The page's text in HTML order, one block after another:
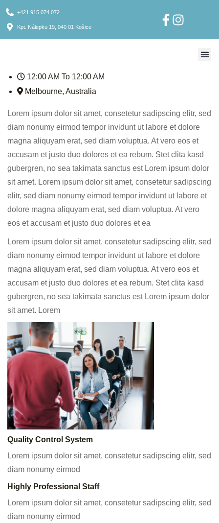
+421 915 074 072
Kpt. Nálepku 19, 040 01 Košice
12:00 AM To 12:00 AM
Melbourne, Australia
Lorem ipsum dolor sit amet, consetetur sadipscing elitr, sed
diam nonumy eirmod tempor invidunt ut labore et dolore
magna aliquyam erat, sed diam voluptua. At vero eos et
accusam et justo duo dolores et ea rebum. Stet clita kasd
gubergren, no sea takimata sanctus est Lorem ipsum dolor
sit amet. Lorem ipsum dolor sit amet, consetetur sadipscing
elitr, sed diam nonumy eirmod tempor invidunt ut labore et
dolore magna aliquyam erat, sed diam voluptua. At vero
eos et accusam et justo duo dolores et ea
Lorem ipsum dolor sit amet, consetetur sadipscing elitr, sed
diam nonumy eirmod tempor invidunt ut labore et dolore
magna aliquyam erat, sed diam voluptua. At vero eos et
accusam et justo duo dolores et ea rebum. Stet clita kasd
gubergren, no sea takimata sanctus est Lorem ipsum dolor
sit amet. Lorem
Quality Control System
Lorem ipsum dolor sit amet, consetetur sadipscing elitr, sed
diam nonumy eirmod
Highly Professional Staff
Lorem ipsum dolor sit amet, consetetur sadipscing elitr, sed
diam nonumy eirmod